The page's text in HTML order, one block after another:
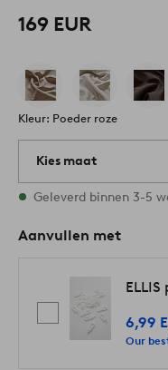
169 EUR
Kleur: Poeder roze
Kies maat
Alle maten zijn op
Geleverd binnen 3-5
Aanvullen met
6,99
Our